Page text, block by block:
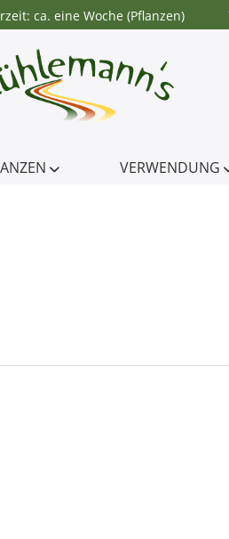
ca. eine Woche (Pflanzen)
VERWENDUNG